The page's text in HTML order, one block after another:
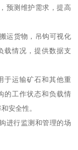
预测维护需求，提高
运货物，吊钩可视化
载情况，提供数据支
于运输矿石和其他重
的工作状态和负载情
安全性。
进行监测和管理的场